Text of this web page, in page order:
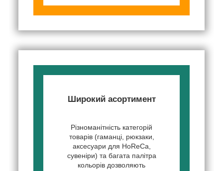
Широкий асортимент
Різноманітність категорій
товарів (гаманці, рюкзаки,
аксесуари для HoReCa,
сувеніри) та багата палітра
кольорів дозволяють